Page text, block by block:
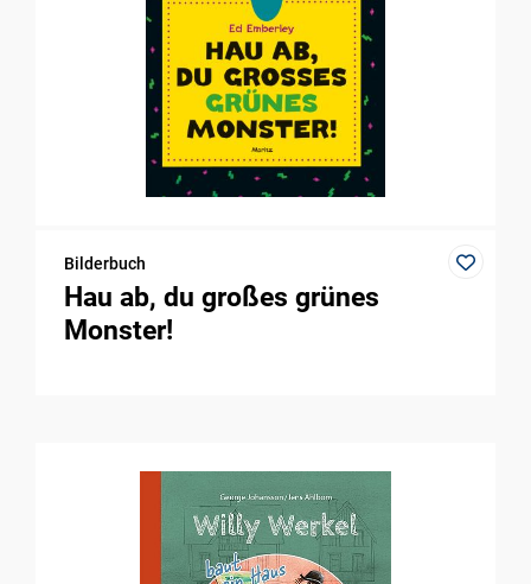
Bilderbuch
Hau ab, du großes grünes
Monster!